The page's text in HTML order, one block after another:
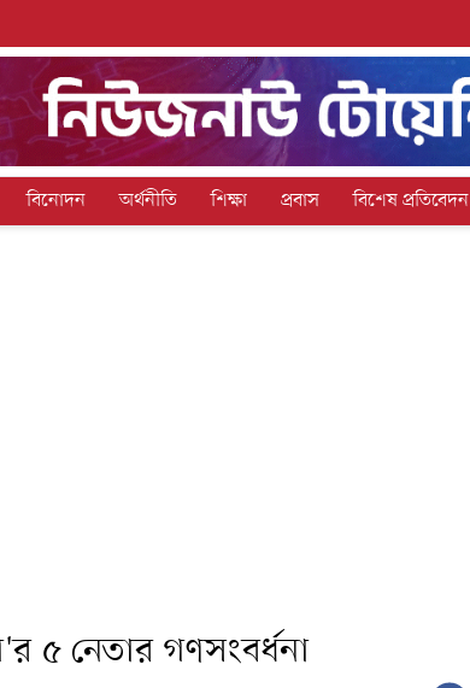
বিনোদন অর্থনীতি শিক্ষা প্রবাস বিশেষ প্রতিবেদন
৫ নেতার গণসংবর্ধনা